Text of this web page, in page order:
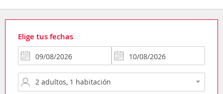
Elige tus fechas